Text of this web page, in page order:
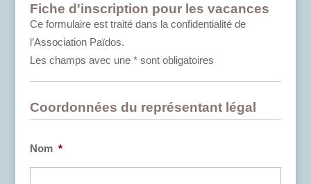
Fiche d'inscription pour les vacances
Ce formulaire est traité dans la confidentialité de
l’Association Païdos.
Les champs avec une * sont obligatoires
Coordonnées du représentant légal
Nom *